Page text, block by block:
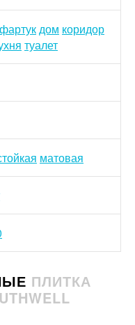
фартукдом коридор
туалет
матовая
ПЛИТКА